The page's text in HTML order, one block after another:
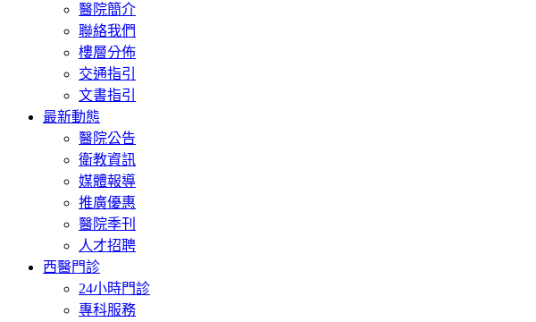
醫院簡介
聯絡我們
樓層分佈
交通指引
文書指引
最新動態
醫院公告
衛教資訊
媒體報導
推廣優惠
醫院季刊
人才招聘
西醫門診
24小時門診
專科服務